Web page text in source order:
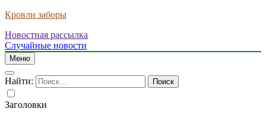
Кровли заборы
Новостная рассылка
Случайные новости
Меню
Найти:
Заголовки